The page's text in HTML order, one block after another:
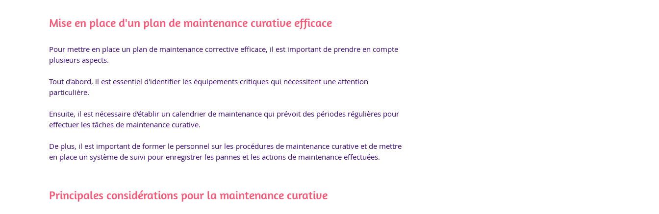
Mise en place d'un plan de maintenance curative efficace
Pour mettre en place un plan de maintenance corrective efficace, il est important de prendre en compte
plusieurs aspects.
Tout d'abord, il est essentiel d'identifier les équipements critiques qui nécessitent une attention
particulière.
Ensuite, il est nécessaire d'établir un calendrier de maintenance qui prévoit des périodes régulières pour
effectuer les tâches de maintenance curative.
De plus, il est important de former le personnel sur les procédures de maintenance curative et de mettre
en place un système de suivi pour enregistrer les pannes et les actions de maintenance effectuées.
Principales considérations pour la maintenance curative